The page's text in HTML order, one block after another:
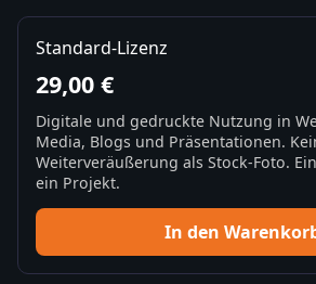
Standard-Lizenz
29,00 €
Digitale und gedruckte Nutzung in
Media, Blogs und Präsentationen.
Weiterveräußerung als Stock-Foto.
ein Projekt.
In den